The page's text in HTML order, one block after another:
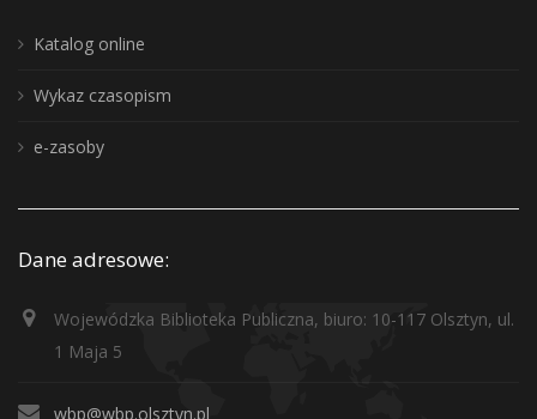
Katalog online
Wykaz czasopism
e-zasoby
Dane adresowe:
Wojewódzka Biblioteka Publiczna, biuro: 10-117 Olsztyn, ul.
1 Maja 5
wbp@wbp.olsztyn.pl